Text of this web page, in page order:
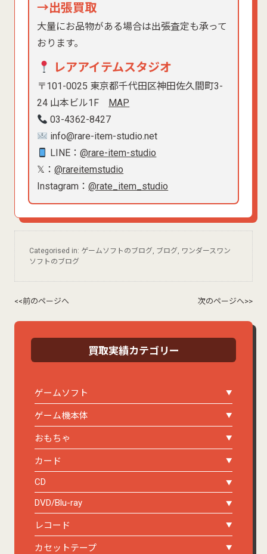
→出張買取
大量にお品物がある場合は出張査定も承って
おります。
レアアイテムスタジオ
〒101-0025 東京都千代田区神田佐久間町3-
24 山本ビル1F
MAP
03-4362-8427
info@rare-item-studio.net
LINE：@rare-item-studio
𝕏：@rareitemstudio
Instagram：@rate_item_studio
Categorised in: ゲームソフトのブログ, ブログ, ワンダースワン
ソフトのブログ
<<前のページへ 次のページへ>>
買取実績カテゴリー
ゲームソフト
ゲーム機本体
おもちゃ
カード
CD
DVD/Blu-ray
レコード
カセットテープ